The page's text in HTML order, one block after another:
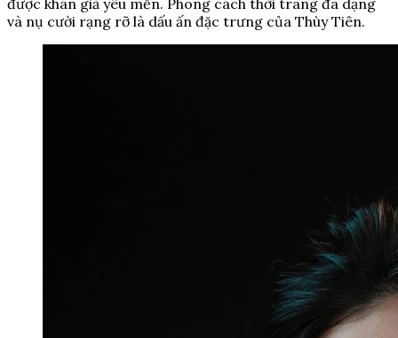
được khán giả yêu mến. Phong cách thời trang đa dạng
và nụ cười rạng rỡ là dấu ấn đặc trưng của Thùy Tiên.